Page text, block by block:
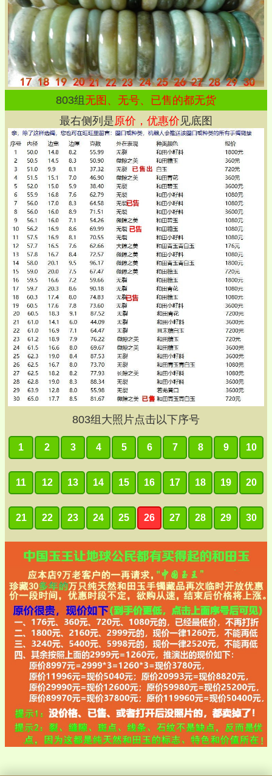
803组 无图、无号、已售的都无货
最右侧列是原价，优惠价 见底图
803组大照片点击以下序号
1 2 3 4 5 6 7 8 9 10
11 12 13 14 15 16 17 18 19 20
21 22 23 24 25 26 27 28 29 30